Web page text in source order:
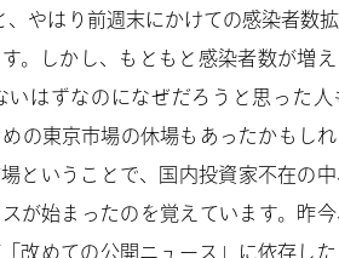
やはり前週末にかけての感染者数
。しかし、もともと感染者数が増
はずなのになぜだろうと思った人
の東京市場の休場もあったかもし
ということで、国内投資家不在の
が始まったのを覚えています。昨
改めての公開ニュース」に依存し